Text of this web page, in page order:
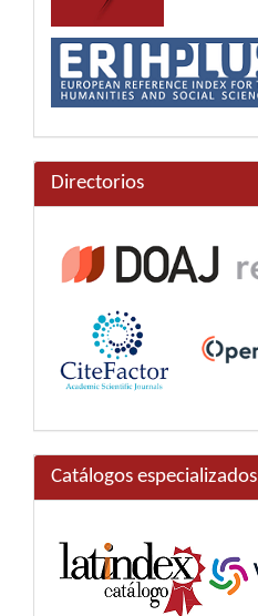
Directorios
Catálogos especializados